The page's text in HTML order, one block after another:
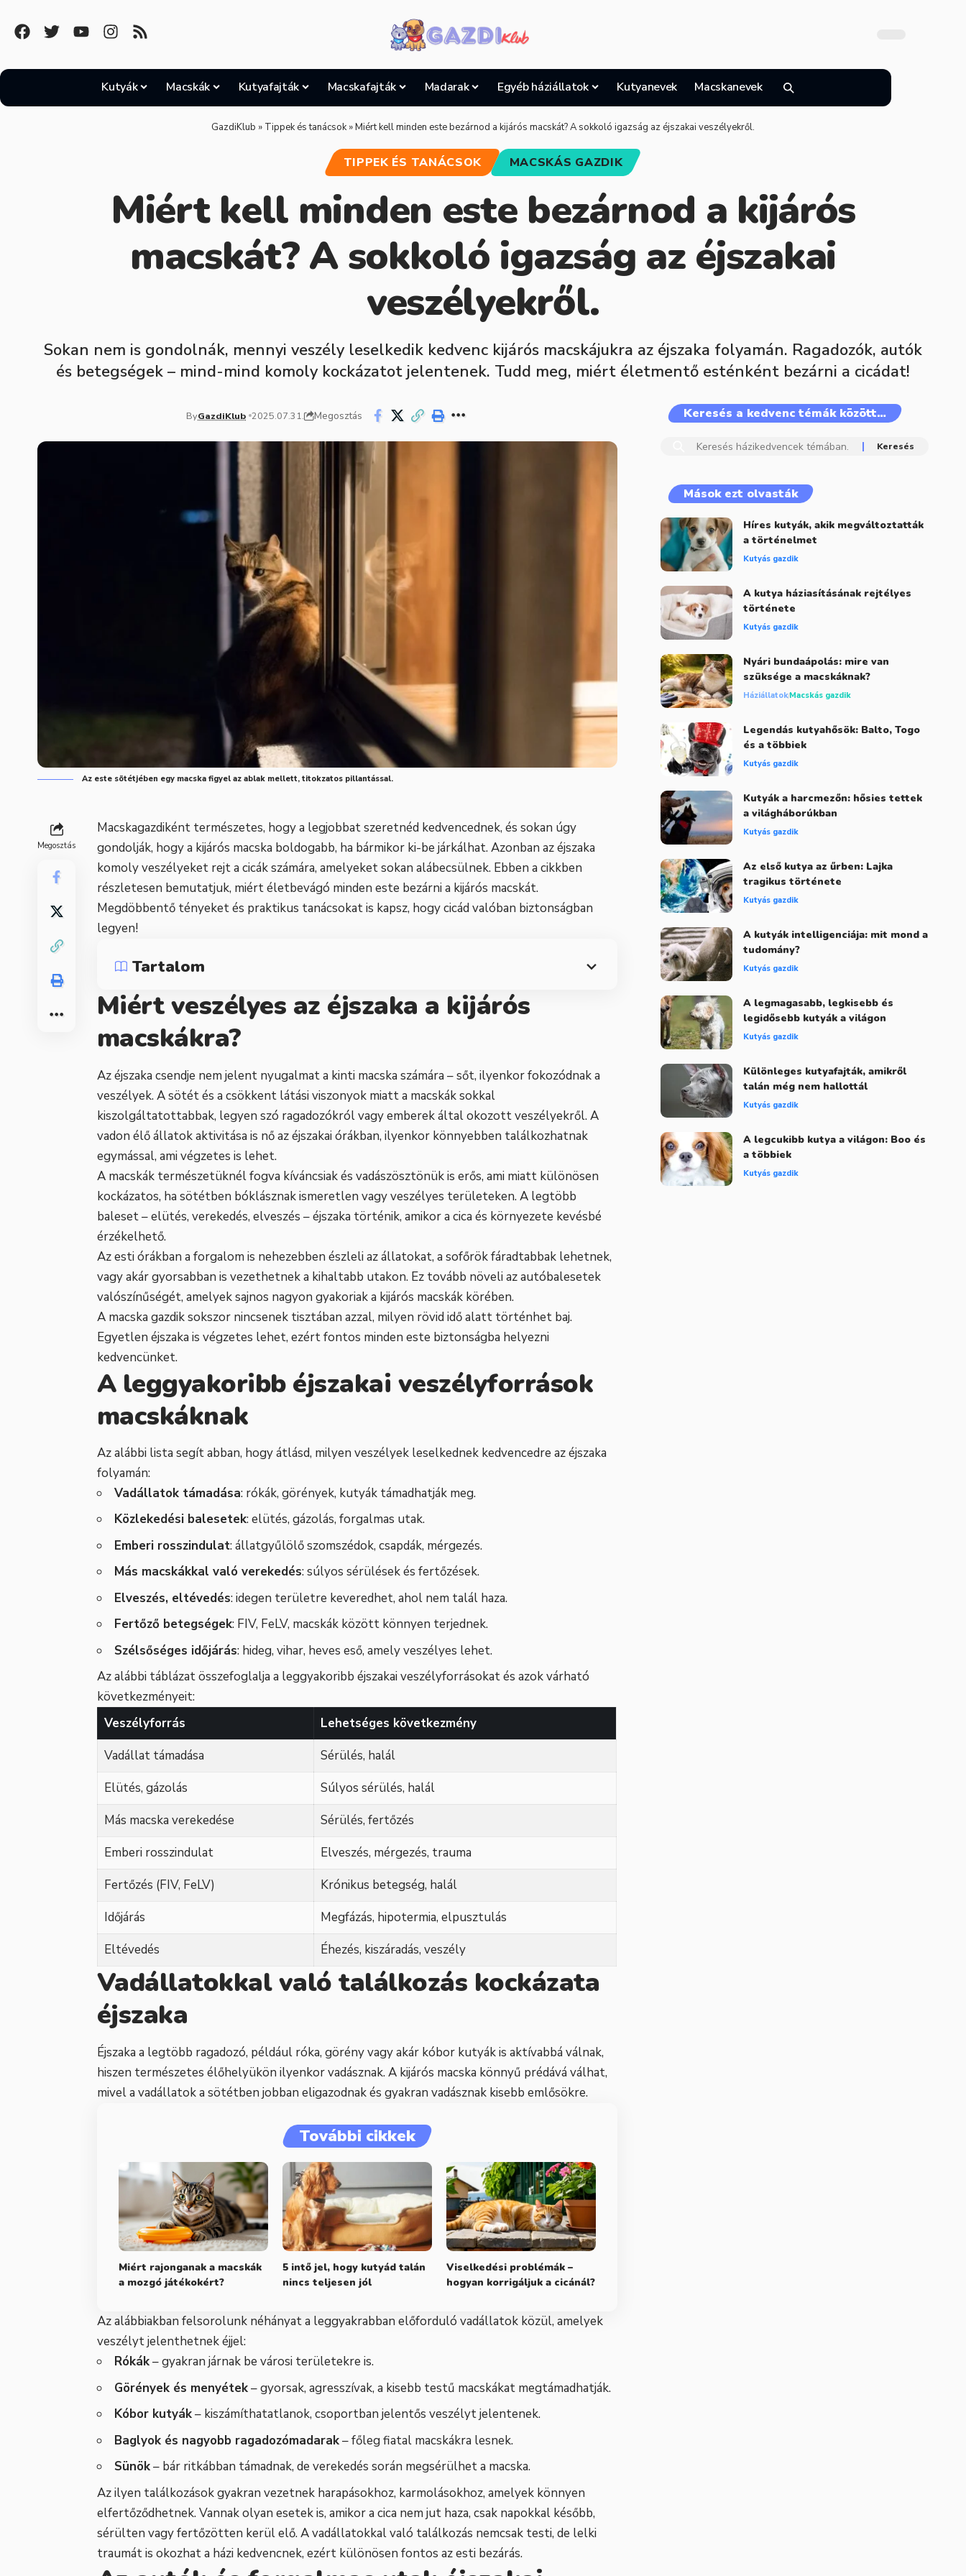
Kutyák Macskák Kutyafajták Macskafajták Madarak Egyéb háziállatok Kutyanevek Macskanevek
GazdiKlub » Tippek és tanácsok»Miért kell minden este bezárnod a kijárós macskát? A sokkoló igazság az éjszakai veszélyekről.
TIPPEK ÉS TANÁCSOK MACSKÁS GAZDIK
Miért kell minden este bezárnod a kijárós
macskát? A sokkoló igazság az éjszakai
veszélyekről.
Sokan nem is gondolnák, mennyi veszély leselkedik kedvenc kijárós macskájukra az éjszaka folyamán. Ragadozók, autók
és betegségek – mind-mind komoly kockázatot jelentenek. Tudd meg, miért életmentő esténként bezárni a cicádat!
ByGazdiKlub 2025.07.31. Megosztás
Az este sötétjében egy macska figyel az ablak mellett, titokzatos pillantással.
Megosztás
Macskagazdiként természetes, hogy a legjobbat szeretnéd kedvencednek, és sokan úgy
gondolják, hogy a kijárós macska boldogabb, ha bármikor ki-be járkálhat. Azonban az éjszaka
komoly veszélyeket rejt a cicák számára, amelyeket sokan alábecsülnek. Ebben a cikkben
részletesen bemutatjuk, miért életbevágó minden este bezárni a kijárós macskát.
Megdöbbentő tényeket és praktikus tanácsokat is kapsz, hogy cicád valóban biztonságban
legyen!
Tartalom
Miért veszélyes az éjszaka a kijárós
macskákra?
Az éjszaka csendje nem jelent nyugalmat a kinti macska számára – sőt, ilyenkor fokozódnak a
veszélyek. A sötét és a csökkent látási viszonyok miatt a macskák sokkal
kiszolgáltatottabbak, legyen szó ragadozókról vagy emberek által okozott veszélyekről. A
vadon élő állatok aktivitása is nő az éjszakai órákban, ilyenkor könnyebben találkozhatnak
egymással, ami végzetes is lehet.
A macskák természetüknél fogva kíváncsiak és vadászösztönük is erős, ami miatt különösen
kockázatos, ha sötétben bóklásznak ismeretlen vagy veszélyes területeken. A legtöbb
baleset – elütés, verekedés, elveszés – éjszaka történik, amikor a cica és környezete kevésbé
érzékelhető.
Az esti órákban a forgalom is nehezebben észleli az állatokat, a sofőrök fáradtabbak lehetnek,
vagy akár gyorsabban is vezethetnek a kihaltabb utakon. Ez tovább növeli az autóbalesetek
valószínűségét, amelyek sajnos nagyon gyakoriak a kijárós macskák körében.
A macska gazdik sokszor nincsenek tisztában azzal, milyen rövid idő alatt történhet baj.
Egyetlen éjszaka is végzetes lehet, ezért fontos minden este biztonságba helyezni
kedvencünket.
A leggyakoribb éjszakai veszélyforrások
macskáknak
Az alábbi lista segít abban, hogy átlásd, milyen veszélyek leselkednek kedvencedre az éjszaka
folyamán:
Vadállatok támadása: rókák, görények, kutyák támadhatják meg.
Közlekedési balesetek: elütés, gázolás, forgalmas utak.
Emberi rosszindulat: állatgyűlölő szomszédok, csapdák, mérgezés.
Más macskákkal való verekedés: súlyos sérülések és fertőzések.
Elveszés, eltévedés: idegen területre keveredhet, ahol nem talál haza.
Fertőző betegségek: FIV, FeLV, macskák között könnyen terjednek.
Szélsőséges időjárás: hideg, vihar, heves eső, amely veszélyes lehet.
Az alábbi táblázat összefoglalja a leggyakoribb éjszakai veszélyforrásokat és azok várható
következményeit:
Veszélyforrás
Lehetséges következmény
Vadállat támadása
Sérülés, halál
Elütés, gázolás
Súlyos sérülés, halál
Más macska verekedése
Sérülés, fertőzés
Emberi rosszindulat
Elveszés, mérgezés, trauma
Fertőzés (FIV, FeLV)
Krónikus betegség, halál
Időjárás
Megfázás, hipotermia, elpusztulás
Eltévedés
Éhezés, kiszáradás, veszély
Vadállatokkal való találkozás kockázata
éjszaka
Éjszaka a legtöbb ragadozó, például róka, görény vagy akár kóbor kutyák is aktívabbá válnak,
hiszen természetes élőhelyükön ilyenkor vadásznak. A kijárós macska könnyű prédává válhat,
mivel a vadállatok a sötétben jobban eligazodnak és gyakran vadásznak kisebb emlősökre.
További cikkek
Miért rajonganak a macskák
a mozgó játékokért?
5 intő jel, hogy kutyád talán
nincs teljesen jól
Viselkedési problémák –
hogyan korrigáljuk a cicánál?
Az alábbiakban felsorolunk néhányat a leggyakrabban előforduló vadállatok közül, amelyek
veszélyt jelenthetnek éjjel:
Rókák– gyakran járnak be városi területekre is.
Görények és menyétek– gyorsak, agresszívak, a kisebb testű macskákat megtámadhatják.
Kóbor kutyák– kiszámíthatatlanok, csoportban jelentős veszélyt jelentenek.
Baglyok és nagyobb ragadozómadarak– főleg fiatal macskákra lesnek.
Sünök– bár ritkábban támadnak, de verekedés során megsérülhet a macska.
Az ilyen találkozások gyakran vezetnek harapásokhoz, karmolásokhoz, amelyek könnyen
elfertőződhetnek. Vannak olyan esetek is, amikor a cica nem jut haza, csak napokkal később,
sérülten vagy fertőzötten kerül elő. A vadállatokkal való találkozás nemcsak testi, de lelki
traumát is okozhat a házi kedvencnek, ezért különösen fontos az esti bezárás.
Keresés a kedvenc témák között…
Mások ezt olvasták
Híres kutyák, akik megváltoztatták
a történelmet
Kutyás gazdik
A kutya háziasításának rejtélyes
története
Kutyás gazdik
Nyári bundaápolás: mire van
szüksége a macskáknak?
HáziállatokMacskás gazdik
Legendás kutyahősök: Balto, Togo
és a többiek
Kutyás gazdik
Kutyák a harcmezőn: hősies tettek
a világháborúkban
Kutyás gazdik
Az első kutya az űrben: Lajka
tragikus története
Kutyás gazdik
A kutyák intelligenciája: mit mond a
tudomány?
Kutyás gazdik
A legmagasabb, legkisebb és
legidősebb kutyák a világon
Kutyás gazdik
Különleges kutyafajták, amikről
talán még nem hallottál
Kutyás gazdik
A legcukibb kutya a világon: Boo és
a többiek
Kutyás gazdik